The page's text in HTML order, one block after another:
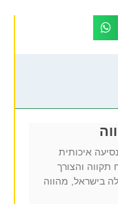
איכותית
והצורך
בישראל, מהווה